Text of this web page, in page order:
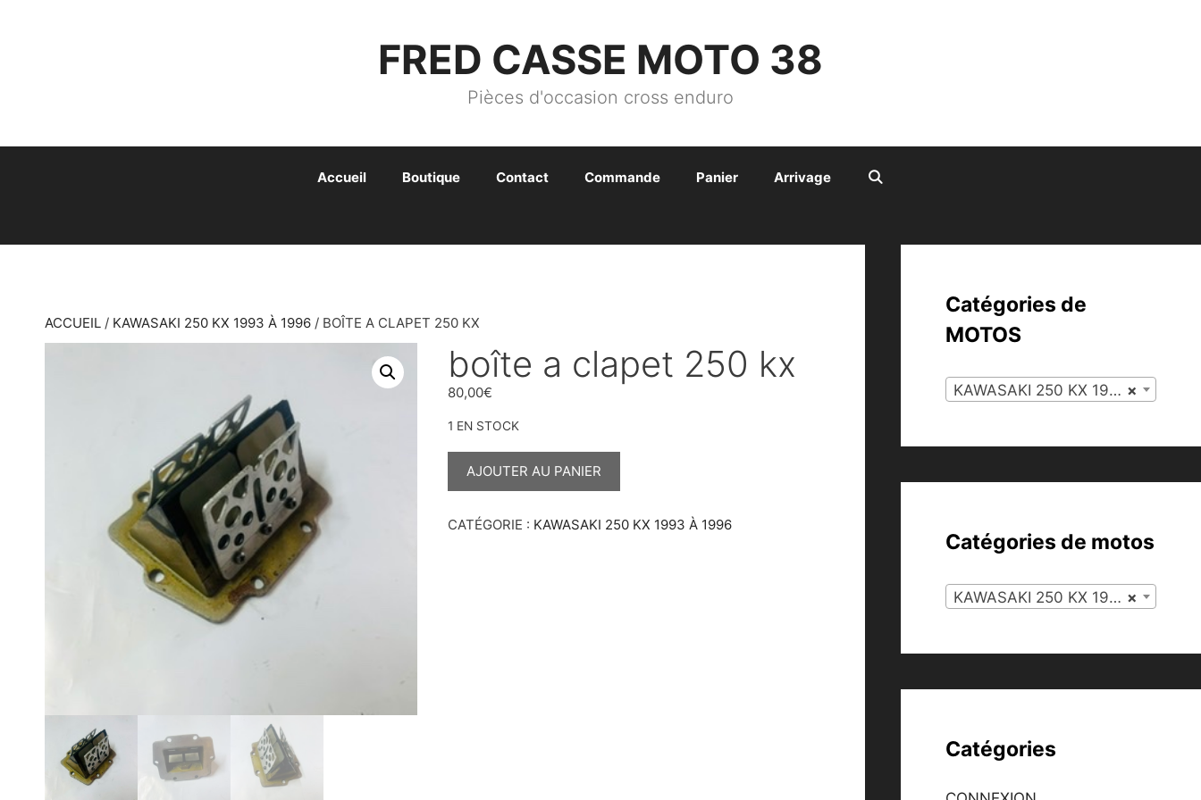
FRED CASSE MOTO 38
Pièces d'occasion cross enduro
Accueil Boutique Contact Commande Panier Arrivage
ACCUEIL / KAWASAKI 250 KX 1993 À 1996 / BOÎTE A CLAPET 250 KX
boîte a clapet 250 kx
80,00€
1 EN STOCK
QUANTITÉ
250
AJOUTER AU PANIER
CATÉGORIE : KAWASAKI 250 KX 1993 À 1996
Catégories de
MOTOS
×
KAWASAKI 250 KX 1993 À 1996 (65)
Catégories de motos
×
KAWASAKI 250 KX 1993 À 1996 (65)
Catégories